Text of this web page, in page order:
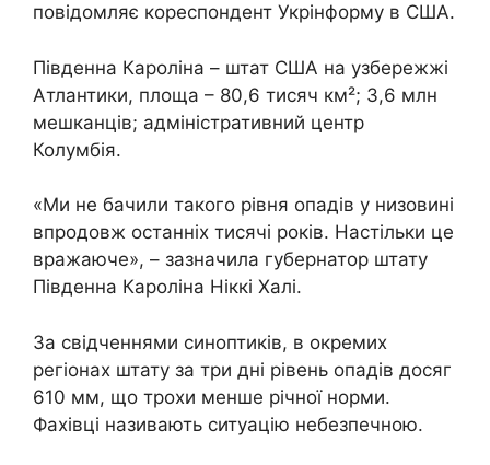
повідомляє кореспондент Укрінформу в США.
Південна Кароліна – штат США на узбережжі
Атлантики, площа – 80,6 тисяч км²; 3,6 млн
мешканців; адміністративний центр
Колумбія.
«Ми не бачили такого рівня опадів у низовині
впродовж останніх тисячі років. Настільки це
вражаюче», – зазначила губернатор штату
Південна Кароліна Ніккі Халі.
За свідченнями синоптиків, в окремих
регіонах штату за три дні рівень опадів досяг
610 мм, що трохи менше річної норми.
Фахівці називають ситуацію небезпечною.